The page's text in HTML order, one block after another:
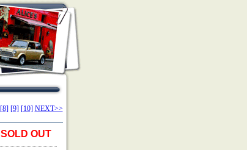
[8] [9] [10] NEXT>>
SOLD OUT